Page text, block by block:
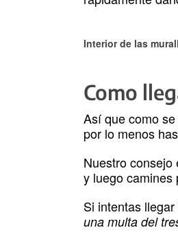
Interior de las
Como
Así que como
por lo menos
Nuestro
y luego camines
Si intentas
una multa del